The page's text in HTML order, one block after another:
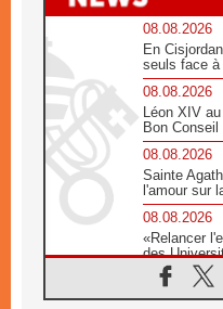
08.08.2026
En
seuls face
08.08.2026
Léon XIV
Bon
08.08.2026
Sainte
l'amour sur
08.08.2026
«Relancer
des
08.08.2026
Signis